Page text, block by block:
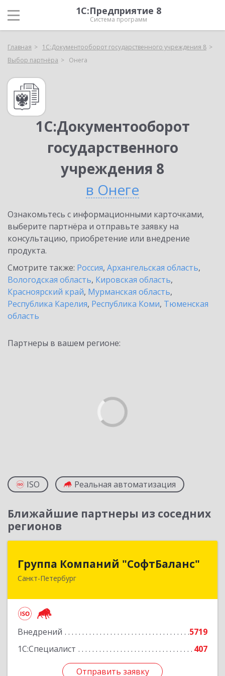
1С:Предприятие 8
Система программ
Главная
1С:Документооборот государственного учреждения 8
Выбор партнёра
Онега
1С:Документооборот
государственного
учреждения 8
в Онеге
Ознакомьтесь с информационными карточками,
выберите партнёра и отправьте заявку на
консультацию, приобретение или внедрение
продукта.
Смотрите также: Россия, Архангельская область,
Вологодская область, Кировская область,
Красноярский край, Мурманская область,
Республика Карелия, Республика Коми, Тюменская
область
Партнеры в вашем регионе:
ISO Реальная автоматизация
Ближайшие партнеры из соседних
регионов
Группа Компаний "СофтБаланс"
Санкт-Петербург
Внедрений
5719
1С:Специалист
407
Отправить заявку
Группа Компаний "СофтБаланс"
195112, Санкт-Петербург г, Заневский пр-кт,
Отправить заявку